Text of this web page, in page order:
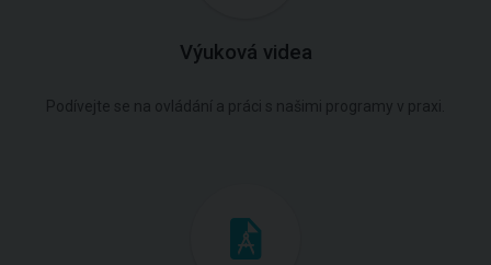
Výuková videa
Podívejte se na ovládání a práci s našimi programy v praxi.